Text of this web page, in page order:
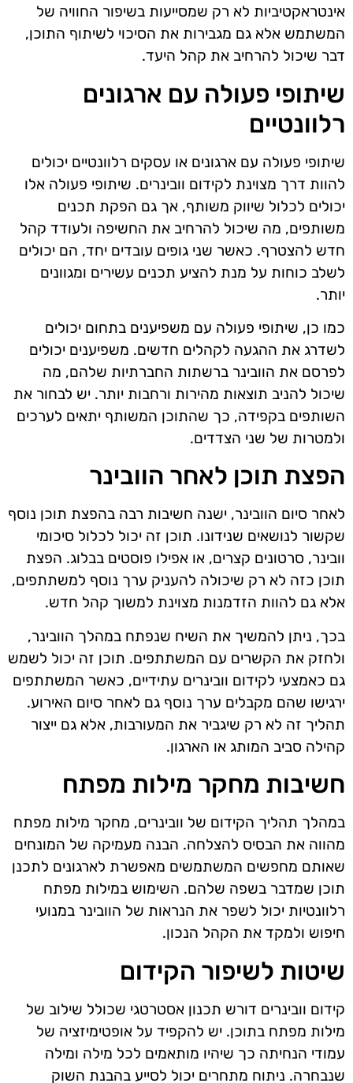
אינטראקטיביות לא רק שמסייעות בשיפור החוויה של
המשתמש אלא גם מגבירות את הסיכוי לשיתוף התוכן,
דבר שיכול להרחיב את קהל היעד.
שיתופי פעולה עם ארגונים
רלוונטיים
שיתופי פעולה עם ארגונים או עסקים רלוונטיים יכולים
להוות דרך מצוינת לקידום וובינרים. שיתופי פעולה אלו
יכולים לכלול שיווק משותף, אך גם הפקת תכנים
משותפים, מה שיכול להרחיב את החשיפה ולעודד קהל
חדש להצטרף. כאשר שני גופים עובדים יחד, הם יכולים
לשלב כוחות על מנת להציע תכנים עשירים ומגוונים
יותר.
כמו כן, שיתופי פעולה עם משפיענים בתחום יכולים
לשדרג את ההגעה לקהלים חדשים. משפיענים יכולים
לפרסם את הוובינר ברשתות החברתיות שלהם, מה
שיכול להניב תוצאות מהירות ורחבות יותר. יש לבחור את
השותפים בקפידה, כך שהתוכן המשותף יתאים לערכים
ולמטרות של שני הצדדים.
הפצת תוכן לאחר הוובינר
לאחר סיום הוובינר, ישנה חשיבות רבה בהפצת תוכן נוסף
שקשור לנושאים שנידונו. תוכן זה יכול לכלול סיכומי
וובינר, סרטונים קצרים, או אפילו פוסטים בבלוג. הפצת
תוכן כזה לא רק שיכולה להעניק ערך נוסף למשתתפים,
אלא גם להוות הזדמנות מצוינת למשוך קהל חדש.
בכך, ניתן להמשיך את השיח שנפתח במהלך הוובינר,
ולחזק את הקשרים עם המשתתפים. תוכן זה יכול לשמש
גם כאמצעי לקידום וובינרים עתידיים, כאשר המשתתפים
ירגישו שהם מקבלים ערך נוסף גם לאחר סיום האירוע.
תהליך זה לא רק שיגביר את המעורבות, אלא גם ייצור
קהילה סביב המותג או הארגון.
חשיבות מחקר מילות מפתח
במהלך תהליך הקידום של וובינרים, מחקר מילות מפתח
מהווה את הבסיס להצלחה. הבנה מעמיקה של המונחים
שאותם מחפשים המשתמשים מאפשרת לארגונים לתכנן
תוכן שמדבר בשפה שלהם. השימוש במילות מפתח
רלוונטיות יכול לשפר את הנראות של הוובינר במנועי
חיפוש ולמקד את הקהל הנכון.
שיטות לשיפור הקידום
קידום וובינרים דורש תכנון אסטרטגי שכולל שילוב של
מילות מפתח בתוכן. יש להקפיד על אופטימיזציה של
עמודי הנחיתה כך שיהיו מותאמים לכל מילה ומילה
שנבחרה. ניתוח מתחרים יכול לסייע בהבנת השוק